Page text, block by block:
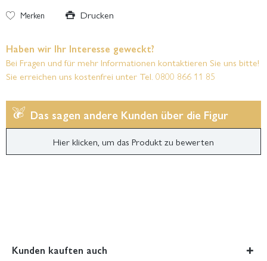
Merken Drucken
Haben wir Ihr Interesse geweckt?
Bei Fragen und für mehr Informationen kontaktieren Sie uns bitte!
Sie erreichen uns kostenfrei unter Tel. 0800 866 11 85
Das sagen andere Kunden über die Figur
Hier klicken, um das Produkt zu bewerten
Kunden kauften auch